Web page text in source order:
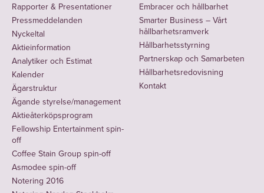
Rapporter & Presentationer
Pressmeddelanden
Nyckeltal
Aktieinformation
Analytiker och Estimat
Kalender
Ägarstruktur
Ägande styrelse/management
Aktieåterköpsprogram
Fellowship Entertainment spin-
off
Coffee Stain Group spin-off
Asmodee spin-off
Notering 2016
Embracer och hållbarhet
Smarter Business – Vårt
hållbarhetsramverk
Hållbarhetsstyrning
Partnerskap och Samarbeten
Hållbarhetsredovisning
Kontakt